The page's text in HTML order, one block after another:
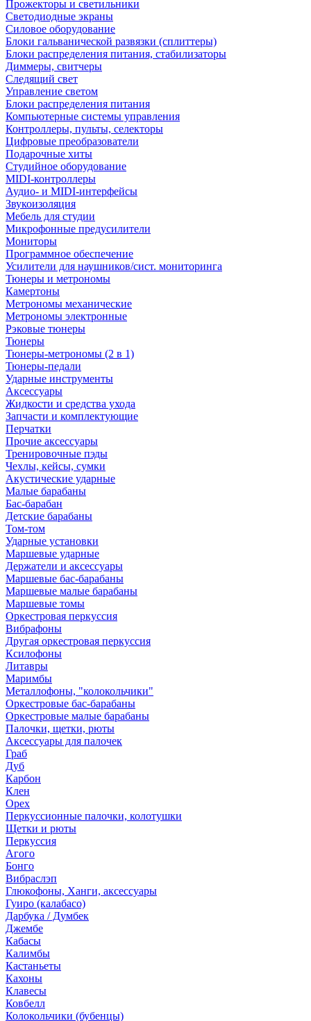
Прожекторы и светильники
Светодиодные экраны
Силовое оборудование
Блоки гальванической развязки (сплиттеры)
Блоки распределения питания, стабилизаторы
Диммеры, свитчеры
Следящий свет
Управление светом
Блоки распределения питания
Компьютерные системы управления
Контроллеры, пульты, селекторы
Цифровые преобразователи
Подарочные хиты
Студийное оборудование
MIDI-контроллеры
Аудио- и MIDI-интерфейсы
Звукоизоляция
Мебель для студии
Микрофонные предусилители
Мониторы
Программное обеспечение
Усилители для наушников/сист. мониторинга
Тюнеры и метрономы
Камертоны
Метрономы механические
Метрономы электронные
Рэковые тюнеры
Тюнеры
Тюнеры-метрономы (2 в 1)
Тюнеры-педали
Ударные инструменты
Аксессуары
Жидкости и средства ухода
Запчасти и комплектующие
Перчатки
Прочие аксессуары
Тренировочные пэды
Чехлы, кейсы, сумки
Акустические ударные
Mалые барабаны
Бас-барабан
Детские барабаны
Том-том
Ударные установки
Маршевые ударные
Держатели и аксессуары
Маршевые бас-барабаны
Маршевые малые барабаны
Маршевые томы
Оркестровая перкуссия
Вибрафоны
Другая оркестровая перкуссия
Ксилофоны
Литавры
Маримбы
Металлофоны, "колокольчики"
Оркестровые бас-барабаны
Оркестровые малые барабаны
Палочки, щетки, рюты
Аксессуары для палочек
Граб
Дуб
Карбон
Клен
Орех
Перкуссионные палочки, колотушки
Щетки и рюты
Перкуссия
Агого
Бонго
Вибраслэп
Глюкофоны, Ханги, аксессуары
Гуиро (калабасо)
Дарбука / Думбек
Джембе
Кабасы
Калимбы
Кастаньеты
Кахоны
Клавесы
Ковбелл
Колокольчики (бубенцы)